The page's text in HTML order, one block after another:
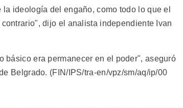
ideología del engaño, como todo lo que el
dijo el analista independiente Ivan
básico era permanecer en el poder", aseguró
Belgrado. (FIN/IPS/tra-en/vpz/sm/aq/ip/00